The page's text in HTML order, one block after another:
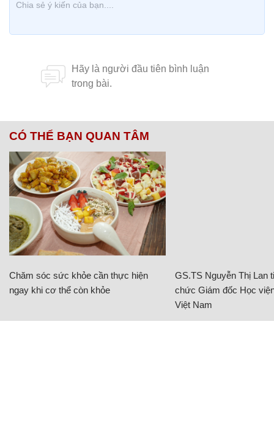
CÓ THỂ BẠN QUAN TÂM
Chăm sóc sức khỏe cần thực hiện
ngay khi cơ thể còn khỏe
GS.TS Nguyễn Thị Lan
chức Giám đốc Học
Việt Nam